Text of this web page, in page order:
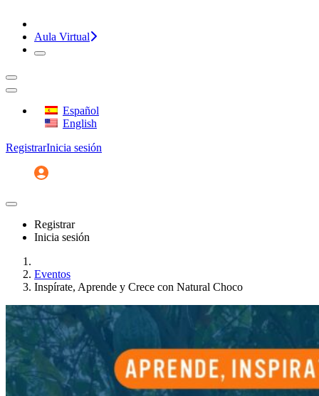
Aula Virtual
Español
English
RegistrarInicia sesión
Registrar
Inicia sesión
Eventos
Inspírate, Aprende y Crece con Natural Choco